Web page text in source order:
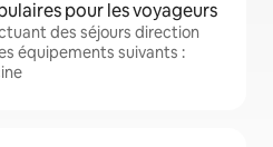
pour les voyageurs
des séjours direction
équipements suivants :